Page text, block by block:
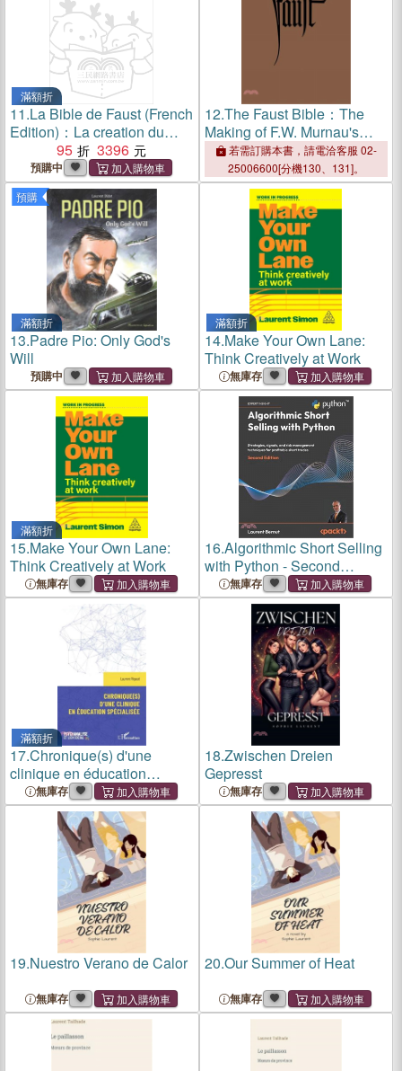
滿額折
11.La Bible de Faust (French
Edition)：La creation du
chef-d'œuvre de Murnau
95 3396
預購中
12.The Faust Bible：The
Making of F.W. Murnau's
Masterpiece
若需訂購本書，請電洽客服 02-
25006600[分機130、131]。
預購
滿額折
13.Padre Pio: Only God's
Will
預購中
滿額折
14.Make Your Own Lane:
Think Creatively at Work
無庫存
滿額折
15.Make Your Own Lane:
Think Creatively at Work
無庫存
16.Algorithmic Short Selling
with Python - Second
Edition: Strategies, signals,
and risk management
techniques for profitable
short trades
無庫存
滿額折
17.Chronique(s) d'une
clinique en éducation
spécialisée
無庫存
18.Zwischen Dreien
Gepresst
無庫存
19.Nuestro Verano de Calor
無庫存
20.Our Summer of Heat
無庫存